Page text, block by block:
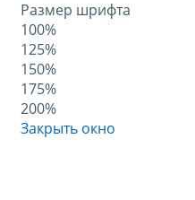
Размер шрифта
100%
125%
150%
175%
200%
Закрыть окно